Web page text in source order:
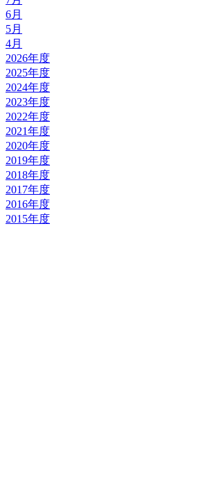
6月
5月
4月
2026年度
2025年度
2024年度
2023年度
2022年度
2021年度
2020年度
2019年度
2018年度
2017年度
2016年度
2015年度